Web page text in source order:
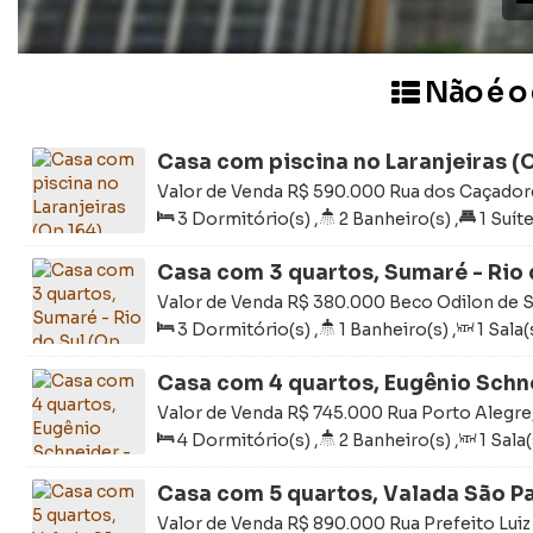
Não é
Casa com piscina no Laranjeiras
R$ 590.000
Valor de Venda
Rua dos
Laranjeiras, Rio do Sul, Santa Catarina, Brasil
3 Dormitório(s) , 2 Banheiro(s) , 1
200m², Terreno:308m²
Casa com 3 quartos, Sumaré - Rio
R$ 380.000
Valor de Venda
Beco Odilon de
604, Sumaré, Rio do Sul, Santa Catarina,
3 Dormitório(s) , 1 Banheiro(s) , 1
Útil:69 ~ 690m², Terreno:392m²,
Casa com 4 quartos, Eugênio
274)
R$ 745.000
Valor de Venda
Rua Porto
Schneider, Rio do Sul, Santa Catarina, Brasil
4 Dormitório(s) , 2 Banheiro(s) , 1
,
Terreno:800m², Fundos:64m,
Casa com 5 quartos, Valada São
R$ 890.000
Valor de Venda Rua Prefeito